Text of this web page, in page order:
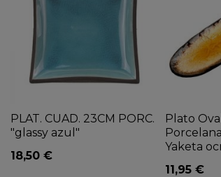
PLAT. CUAD. 23CM PORC.
"glassy azul"
18,50 €
Plato
Porcelana
Yaketa
11,95 €